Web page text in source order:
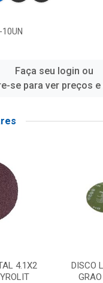
Faça seu login ou
se para ver preços
4.1X2
DISCO